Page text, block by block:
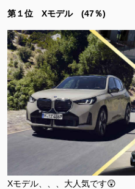
第１位 Xモデル (47％)
Xモデル、、、大人気です😲